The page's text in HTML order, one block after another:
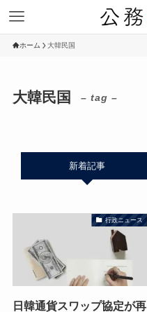
ホーム 大韓民国
大韓民国 – tag –
新着記事
行政ニュース
日韓通貨スワップ協定が再